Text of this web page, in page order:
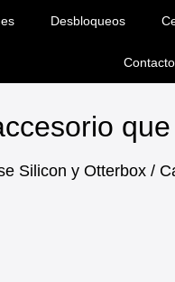
Desbloqueos
Contacto
Silicon y Otterbox /